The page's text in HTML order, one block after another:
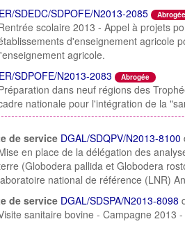
SDEDC/SDPOFE/N2013-2085
Abrogée
scolaire 2013 - Appel à projets
d'enseignement agricole
agricole.
SDPOFE/N2013-2083
Abrogée
dans neuf régions des
nationale pour l'intégration de la
de service DGAL/SDQPV/N2013-8100
en place de la délégation des
(Globodera pallida et Globodera
national de référence (LNR)
de service DGAL/SDSPA/N2013-8098
sanitaire bovine - Campagne 2013